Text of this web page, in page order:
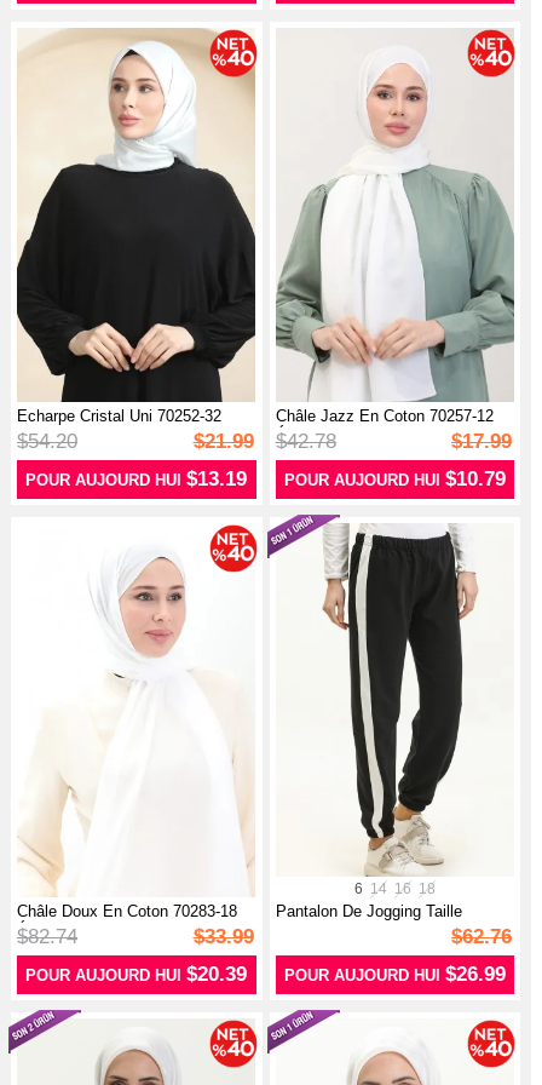
Echarpe Cristal Uni 70252-32
Ecru
$54.20 $21.99
POUR AUJOURD HUI$13.19
Châle Jazz En Coton 70257-12
Écru
$42.78 $17.99
POUR AUJOURD HUI $10.79
Châle Doux En Coton 70283-18
Écru
$82.74 $33.99
POUR AUJOURD HUI$20.39
6 14 16 18
Pantalon De Jogging Taille
$62.76
POUR AUJOURD HUI $26.99